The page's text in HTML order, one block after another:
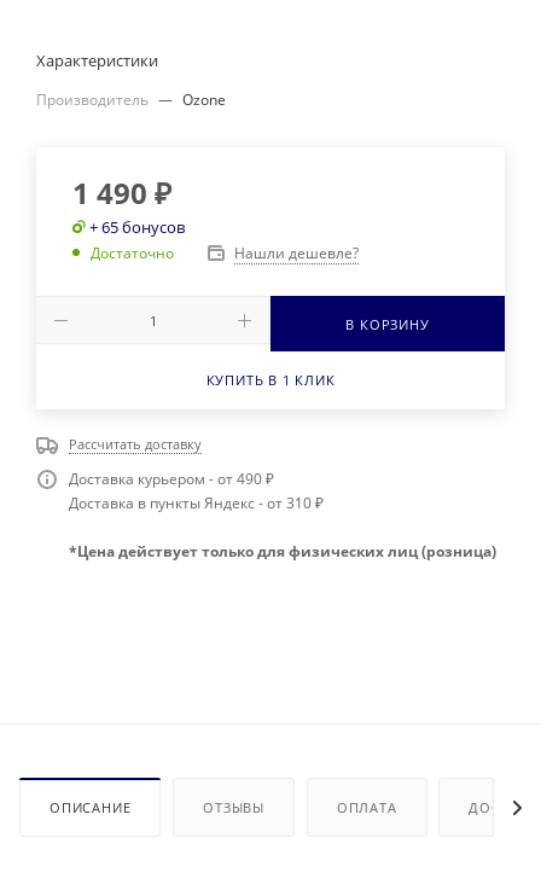
Характеристики
Производитель — Ozone
1 490 ₽
+ 65 бонусов
Достаточно Нашли дешевле?
В КОРЗИНУ
КУПИТЬ В 1 КЛИК
Рассчитать доставку
Доставка курьером - от 490 ₽
Доставка в пункты Яндекс - от 310 ₽
*Цена действует только для физических лиц (розница)
ОПИСАНИЕ ОТЗЫВЫ ОПЛАТА